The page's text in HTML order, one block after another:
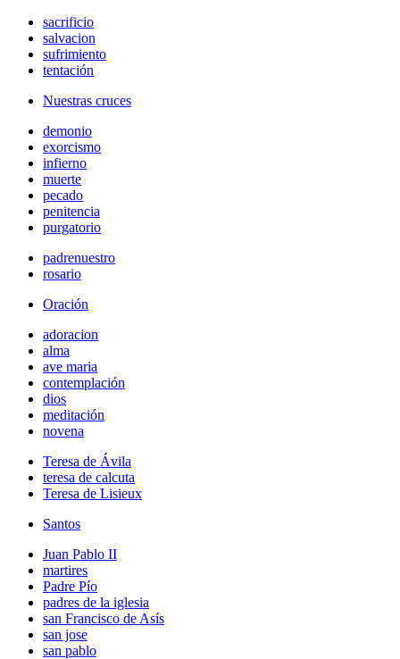
sacrificio
salvacion
sufrimiento
tentación
Nuestras cruces
demonio
exorcismo
infierno
muerte
pecado
penitencia
purgatorio
padrenuestro
rosario
Oración
adoracion
alma
ave maria
contemplación
dios
meditación
novena
Teresa de Ávila
teresa de calcuta
Teresa de Lisieux
Santos
Juan Pablo II
martires
Padre Pío
padres de la iglesia
san Francisco de Asís
san jose
san pablo